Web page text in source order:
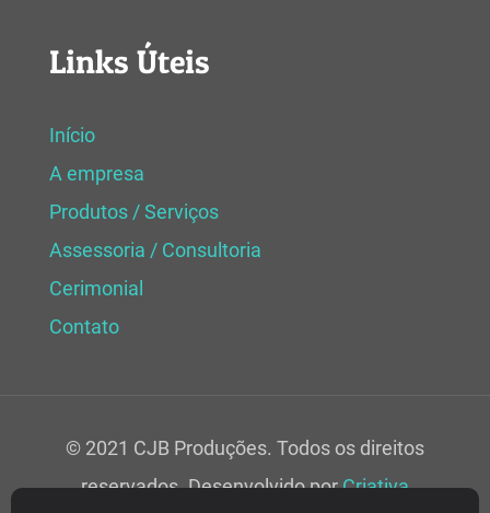
Links Úteis
Início
A empresa
Produtos / Serviços
Assessoria / Consultoria
Cerimonial
Contato
© 2021 CJB Produções. Todos os direitos
reservados. Desenvolvido porCriativa